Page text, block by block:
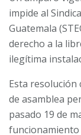
impide al
Guatemala
derecho a la
ilegítima
Esta
de asamblea
pasado 19 de
funcionamiento